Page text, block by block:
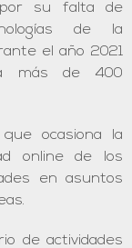
por su falta de
de la
el año 2021
más de 400
ocasiona la
online de los
en asuntos
de actividades